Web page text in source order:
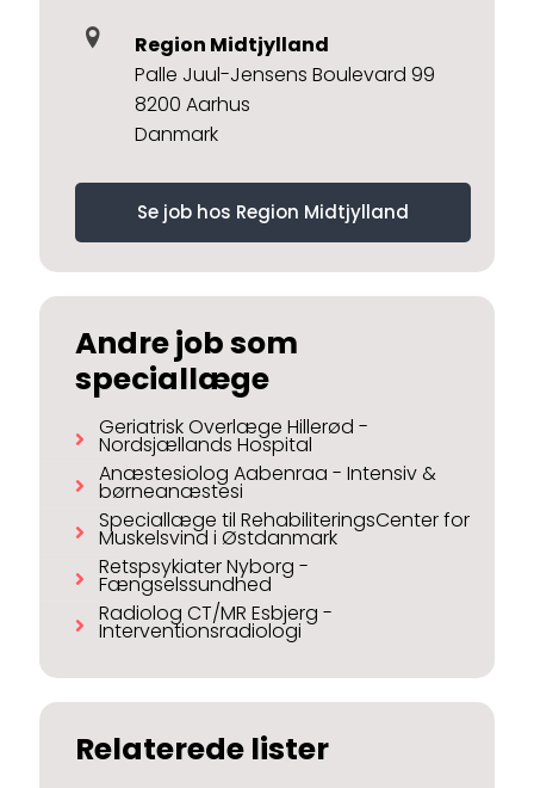
Region Midtjylland
Palle Juul-Jensens Boulevard 99
8200 Aarhus
Danmark
Se job hos Region Midtjylland
Andre job som
speciallæge
Geriatrisk Overlæge Hillerød -
Nordsjællands Hospital
Anæstesiolog Aabenraa - Intensiv &
børneanæstesi
Speciallæge til RehabiliteringsCenter for
Muskelsvind i Østdanmark
Retspsykiater Nyborg -
Fængselssundhed
Radiolog CT/MR Esbjerg -
Interventionsradiologi
Relaterede lister